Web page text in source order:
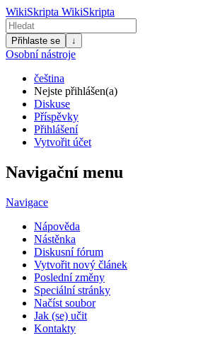
WikiSkripta WikiSkripta
Přihlaste se ↓
Osobní nástroje
čeština
Nejste přihlášen(a)
Diskuse
Příspěvky
Přihlášení
Vytvořit účet
Navigační menu
Navigace
Nápověda
Nástěnka
Diskusní fórum
Vytvořit nový článek
Poslední změny
Speciální stránky
Načíst soubor
Jak (se) učit
Kontakty